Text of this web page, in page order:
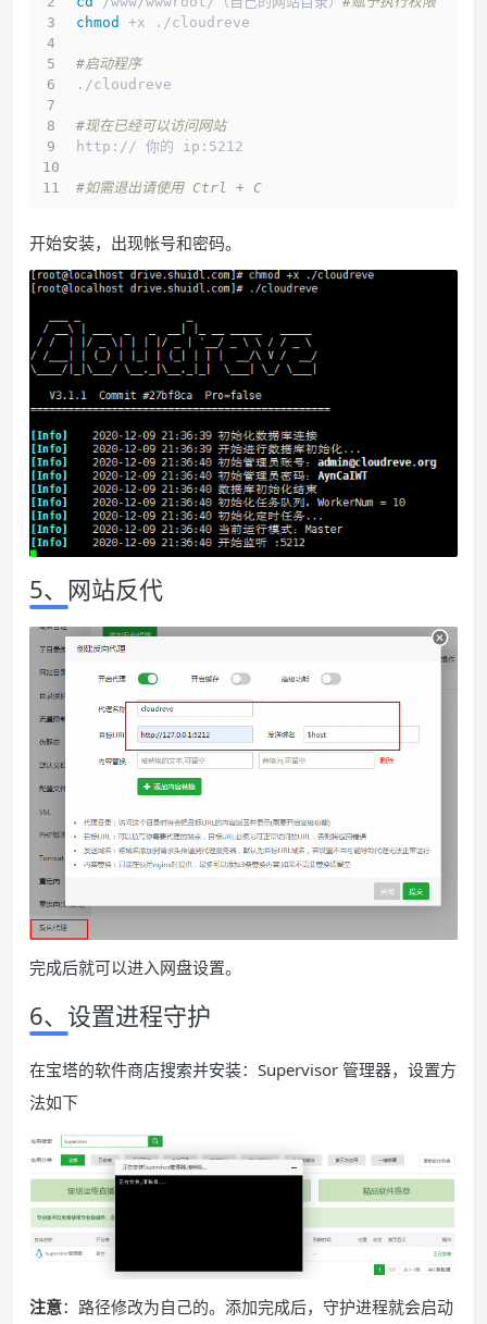
chmod
+x ./cloudreve
#启动程序
./cloudreve
#现在已经可以访问网站
http:// 你的 ip:5212
#如需退出请使用 Ctrl + C
开始安装，出现帐号和密码。
5、网站反代
完成后就可以进入网盘设置。
6、设置进程守护
在宝塔的软件商店搜索并安装：Supervisor 管理器，设置方
法如下
注意：路径修改为自己的。添加完成后，守护进程就会启动